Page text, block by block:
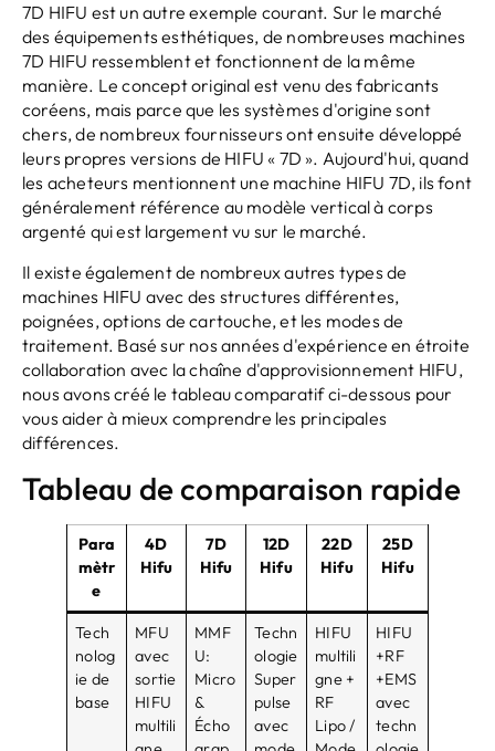
7D HIFU est un autre exemple courant. Sur le marché
des équipements esthétiques, de nombreuses machines
7D HIFU ressemblent et fonctionnent de la même
manière. Le concept original est venu des fabricants
coréens, mais parce que les systèmes d'origine sont
chers, de nombreux fournisseurs ont ensuite développé
leurs propres versions de HIFU « 7D ». Aujourd'hui, quand
les acheteurs mentionnent une machine HIFU 7D, ils font
généralement référence au modèle vertical à corps
argenté qui est largement vu sur le marché.
Il existe également de nombreux autres types de
machines HIFU avec des structures différentes,
poignées, options de cartouche, et les modes de
traitement. Basé sur nos années d'expérience en étroite
collaboration avec la chaîne d'approvisionnement HIFU,
nous avons créé le tableau comparatif ci-dessous pour
vous aider à mieux comprendre les principales
différences.
Tableau de comparaison rapide
Para
mètr
e
4D
Hifu
7D
Hifu
12D
Hifu
22D
Hifu
25D
Hifu
Tech
nolog
ie de
base
MFU
avec
sortie
HIFU
multili
MMF
U:
Micro
&
Écho
Techn
ologie
Super
pulse
avec
HIFU
multili
gne +
RF
Lipo /
HIFU
+RF
+EMS
avec
techn